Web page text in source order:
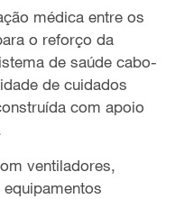
médica entre os
o reforço da
de saúde cabo-
de cuidados
com apoio
ventiladores,